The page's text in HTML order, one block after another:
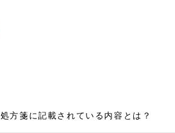
処方箋に記載されている内容とは？